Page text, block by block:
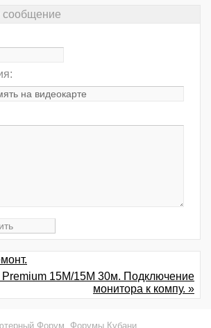
сообщение
Premium 15M/15M 30м. Подключение
монитора к компу. »
Форум, Форумы Кубани